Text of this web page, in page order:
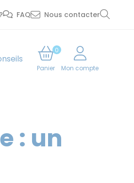
FAQ Nous contacter
0
Panier Mon compte
: un